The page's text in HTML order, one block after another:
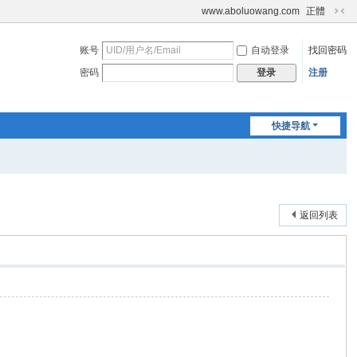
www.aboluowang.com 正體
切
到
账号 自动登录
找回密码
密码
登录 注册
快捷导航
返回列表